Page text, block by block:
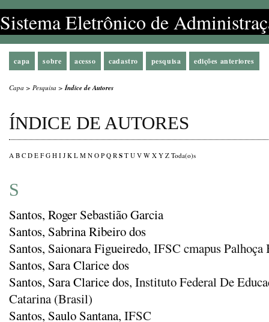
Sistema Eletrônico de
capa sobre acesso cadastro pesquisa edições anteriores
Capa > Pesquisa >Índice de Autores
ÍNDICE DE AUTORES
A B C D E F G H I J K L M N O P Q R S T U V W X Y Z Toda(o)s
S
Santos, Roger Sebastião Garcia
Santos, Sabrina Ribeiro dos
Santos, Saionara Figueiredo, IFSC cmapus
Santos, Sara Clarice dos
Santos, Sara Clarice dos, Instituto Federal De
Catarina (Brasil)
Santos, Saulo Santana, IFSC